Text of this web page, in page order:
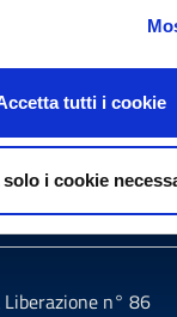
tutti i cookie
solo i cookie
n° 86